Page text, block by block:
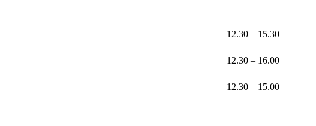
12.30 – 15.30
12.30 – 16.00
12.30 – 15.00